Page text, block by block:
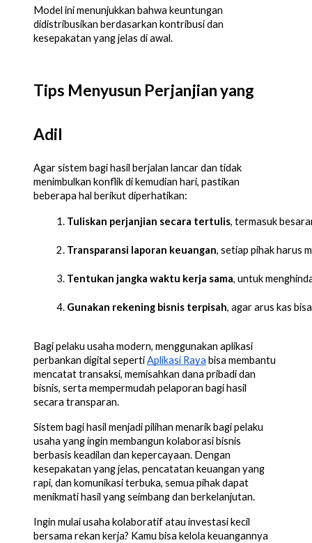
Model ini menunjukkan bahwa keuntungan
didistribusikan berdasarkan kontribusi dan
kesepakatan yang jelas di awal.
Tips Menyusun Perjanjian yang
Adil
Agar sistem bagi hasil berjalan lancar dan tidak
menimbulkan konflik di kemudian hari, pastikan
beberapa hal berikut diperhatikan:
Tuliskan perjanjian secara tertulis, termasuk
Transparansi laporan keuangan, setiap pihak harus
Tentukan jangka waktu kerja sama, untuk
Gunakan rekening bisnis terpisah, agar arus kas
Bagi pelaku usaha modern, menggunakan aplikasi
perbankan digital sepertiAplikasi Raya bisa membantu
mencatat transaksi, memisahkan dana pribadi dan
bisnis, serta mempermudah pelaporan bagi hasil
secara transparan.
Sistem bagi hasil menjadi pilihan menarik bagi pelaku
usaha yang ingin membangun kolaborasi bisnis
berbasis keadilan dan kepercayaan. Dengan
kesepakatan yang jelas, pencatatan keuangan yang
rapi, dan komunikasi terbuka, semua pihak dapat
menikmati hasil yang seimbang dan berkelanjutan.
Ingin mulai usaha kolaboratif atau investasi kecil
bersama rekan kerja? Kamu bisa kelola keuangannya